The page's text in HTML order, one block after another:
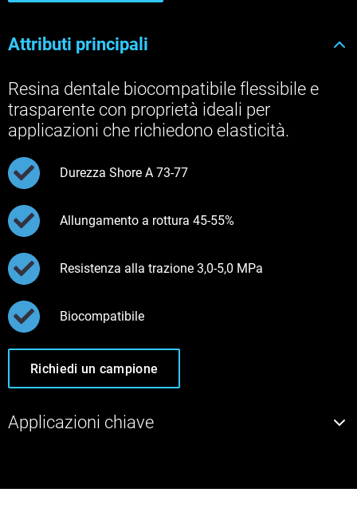
Attributi principali
Resina dentale biocompatibile flessibile e
trasparente con proprietà ideali per
applicazioni che richiedono elasticità.
Durezza Shore A 73-77
Allungamento a rottura 45-55%
Resistenza alla trazione 3,0-5,0 MPa
Biocompatibile
Richiedi un campione
Applicazioni chiave